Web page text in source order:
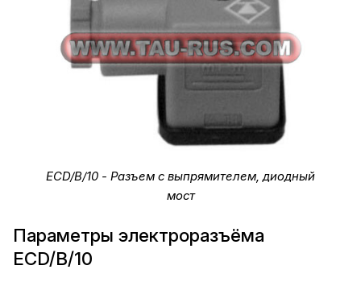
ECD/B/10 - Разъем c выпрямителем, диодный
мост
Параметры электроразъёма
ECD/B/10